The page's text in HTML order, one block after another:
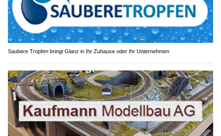
Saubere Tropfen bringt Glanz in Ihr Zuhause oder Ihr Unternehmen